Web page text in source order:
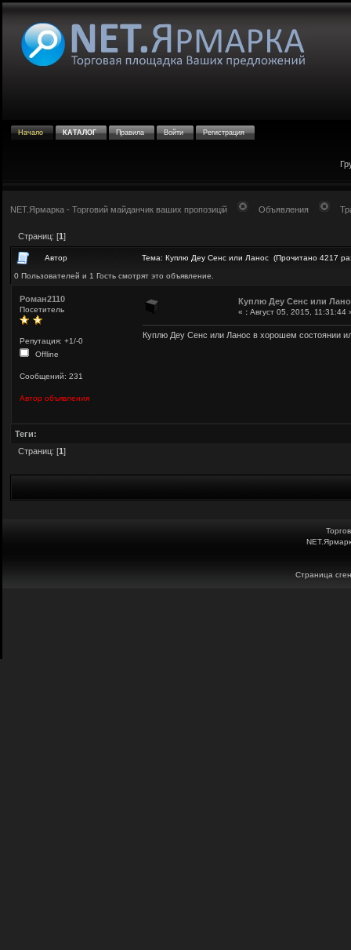
Начало КАТАЛОГ Правила Войти Регистрация
NET.Ярмарка - Торговий майданчик ваших пропозицій Объявления
Страниц: [1]
Автор Тема: Куплю Деу Сенс или Ланос (Прочитано 4217
0 Пользователей и 1 Гость смотрят это объявление.
Роман2110
Посетитель
Репутация: +1/-0
Offline
Сообщений: 231
Автор объявления
Куплю Деу Сенс или
« : Август 05, 2015, 11:31:44
Куплю Деу Сенс или Ланос в хорошем состоянии
Теги:
Страниц: [1]
Страница